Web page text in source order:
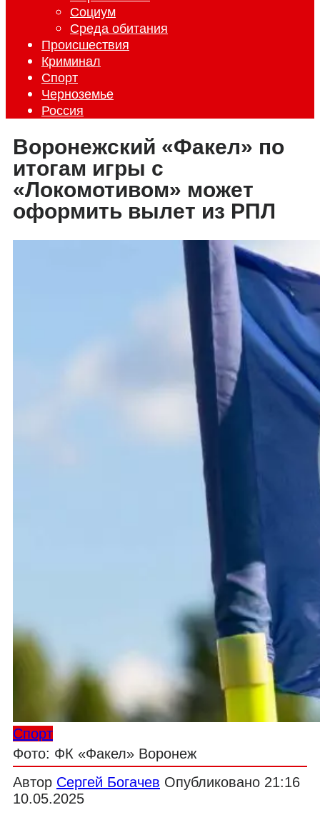
Социум
Среда обитания
Происшествия
Криминал
Спорт
Черноземье
Россия
Воронежский «Факел» по
итогам игры с
«Локомотивом» может
оформить вылет из РПЛ
Спорт
Фото: ФК «Факел» Воронеж
Автор Сергей Богачев Опубликовано 21:16
10.05.2025